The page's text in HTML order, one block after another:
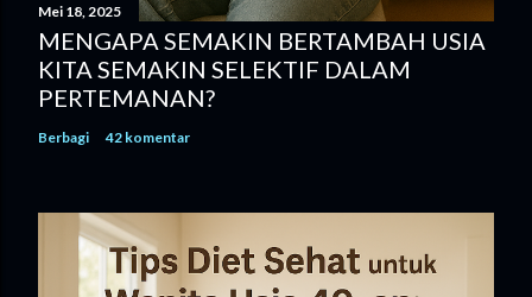
Mei 18, 2025
MENGAPA SEMAKIN BERTAMBAH USIA
KITA SEMAKIN SELEKTIF DALAM
PERTEMANAN?
Berbagi 42 komentar